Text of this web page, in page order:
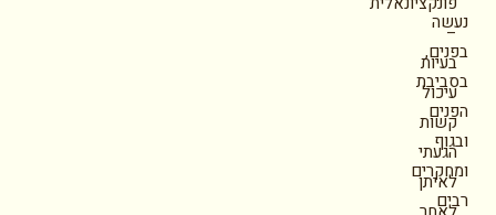
נעשה
בפנים,
בסביבת
הפנים
ובגוף
ומחקרים
רבים
–
בעיות
עיכול
קשות
הגעתי
לאיתן